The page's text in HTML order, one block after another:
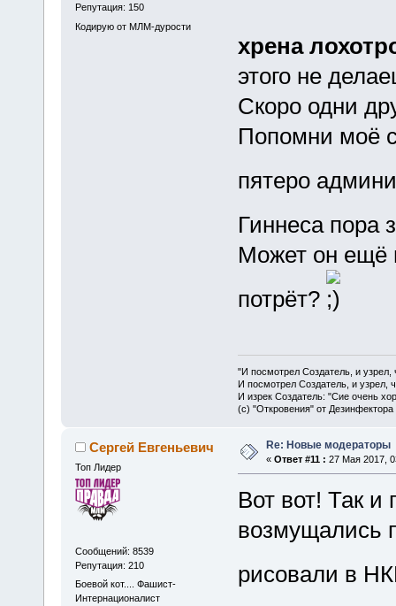
Репутация: 150
Кодирую от МЛМ-дурости
хрена
этого не
Скоро одни
Попомни моё
пятеро
Гиннеса пора
Может он ещё
потрёт?
"И посмотрел Создатель, и
И посмотрел Создатель, и узрел,
И изрек Создатель: "Сие очень
(с) "Откровения" от Дезинфектора
Сергей Евгеньевич
Топ Лидер
Сообщений: 8539
Репутация: 210
Боевой кот.... Фашист-
Интернационалист
Re: Новые модераторы
« Ответ #11 : 27 Мая 2017,
Вот вот! Так
возмущались
рисовали в